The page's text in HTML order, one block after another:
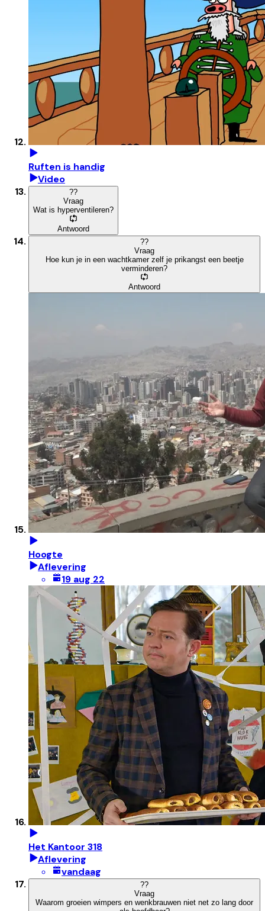
Ruften is handig
Video
??
Vraag
Wat is hyperventileren?
Antwoord
??
Vraag
Hoe kun je in een wachtkamer zelf je prikangst een beetje
verminderen?
Antwoord
Hoogte
Aflevering
19 aug 22
Het Kantoor 318
Aflevering
vandaag
??
Vraag
Waarom groeien wimpers en wenkbrauwen niet net zo lang door